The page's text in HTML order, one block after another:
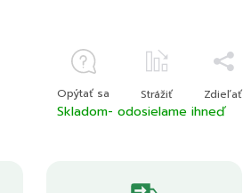
Skladom- odosielame ihneď
Opýtať sa Strážiť Zdieľať